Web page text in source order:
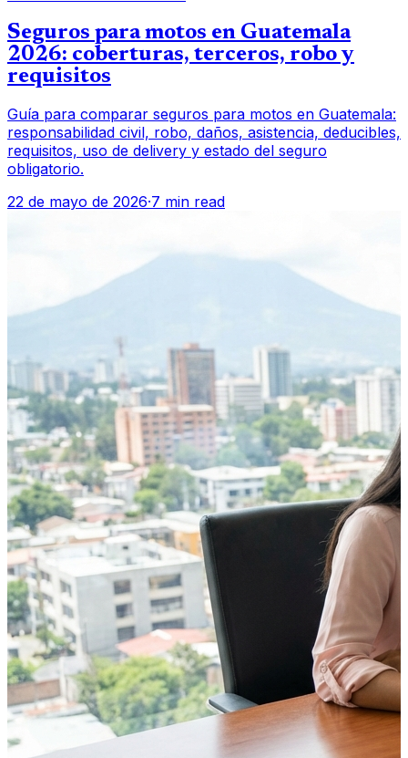
Seguros para motos en Guatemala
2026: coberturas, terceros, robo y
requisitos
Guía para comparar seguros para motos en Guatemala:
responsabilidad civil, robo, daños, asistencia, deducibles,
requisitos, uso de delivery y estado del seguro
obligatorio.
22 de mayo de 2026·7 min read